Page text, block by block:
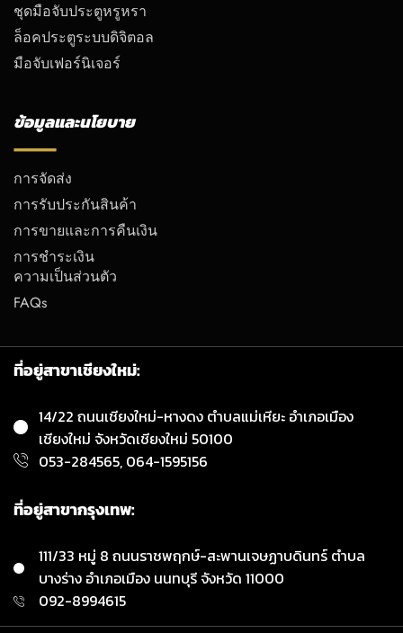
ชุดมือจับประตูหรูหรา
ล็อคประตูระบบดิจิตอล
มือจับเฟอร์นิเจอร์
ข้อมูลและนโยบาย
การจัดส่ง
การรับประกันสินค้า
การขายและการคืนเงิน
การชำระเงิน
ความเป็นส่วนตัว
FAQs
ที่อยู่สาขาเชียงใหม่:
14/22 ถนนเชียงใหม่-หางดง ตำบลแม่เหียะ อำเภอเมือง
เชียงใหม่ จังหวัดเชียงใหม่ 50100
053-284565, 064-1595156
ที่อยู่สาขากรุงเทพ:
111/33 หมู่ 8 ถนนราชพฤกษ์-สะพานเจษฏาบดินทร์ ตำบล
บางร่าง อำเภอเมือง นนทบุรี จังหวัด 11000
092-8994615